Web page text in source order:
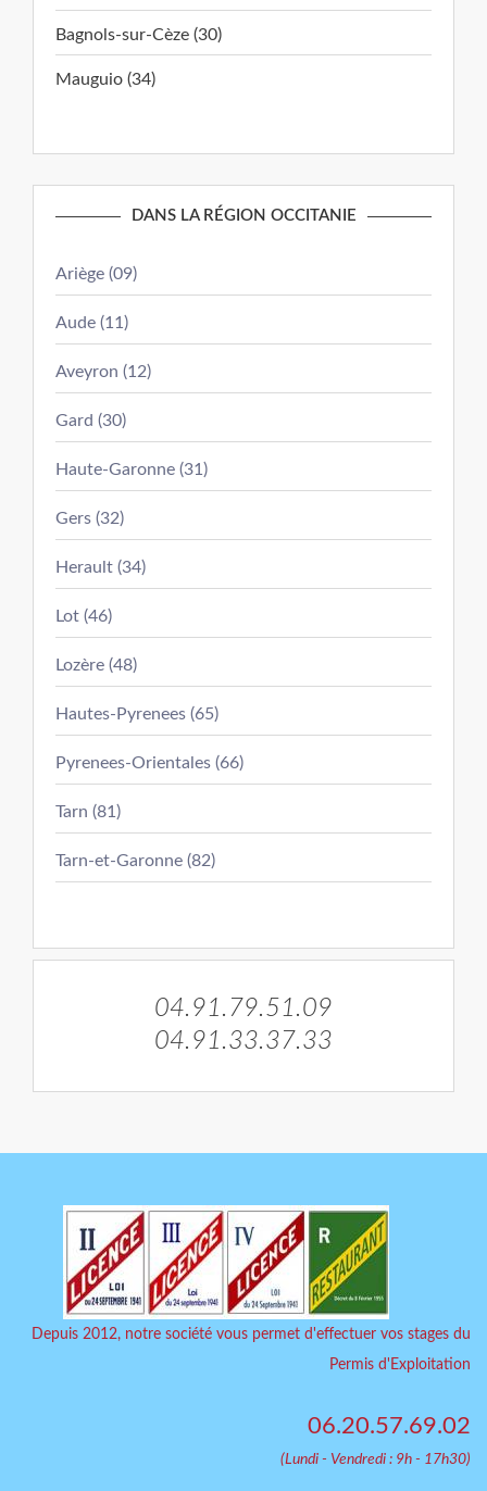
Bagnols-sur-Cèze (30)
Mauguio (34)
DANS LA RÉGION OCCITANIE
Ariège (09)
Aude (11)
Aveyron (12)
Gard (30)
Haute-Garonne (31)
Gers (32)
Herault (34)
Lot (46)
Lozère (48)
Hautes-Pyrenees (65)
Pyrenees-Orientales (66)
Tarn (81)
Tarn-et-Garonne (82)
04.91.79.51.09
04.91.33.37.33
Depuis 2012, notre société vous permet d'effectuer vos stages du
Permis d'Exploitation
06.20.57.69.02
(Lundi - Vendredi : 9h - 17h30)